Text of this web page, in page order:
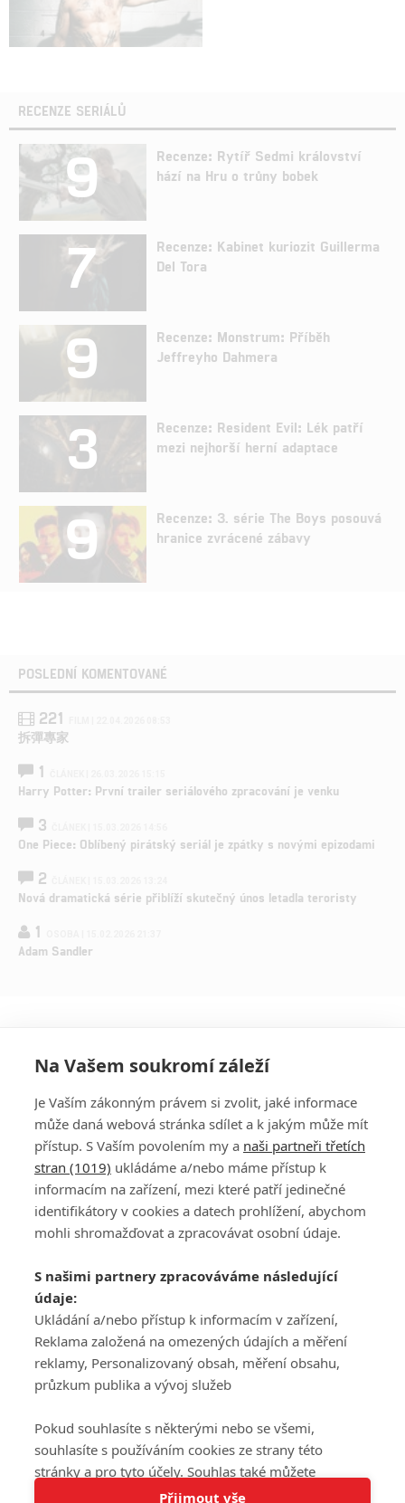
Tato stránka používá soubory cookies.
RECENZE SERIÁLŮ
9
Recenze: Rytíř Sedmi království
hází na Hru o trůny bobek
7
Recenze: Kabinet kuriozit Guillerma
Del Tora
9
Recenze: Monstrum: Příběh
Jeffreyho Dahmera
3
Recenze: Resident Evil: Lék patří
mezi nejhorší herní adaptace
9
Recenze: 3. série The Boys posouvá
hranice zvrácené zábavy
POSLEDNÍ KOMENTOVANÉ
221
拆彈專家
1
Harry Potter: První trailer seriálového zpracování je venku
3
One Piece: Oblíbený pirátský seriál je zpátky s novými epizodami
2
Nová dramatická série přiblíží skutečný únos letadla teroristy
1
Adam Sandler
PŘIHLÁSIT
REGISTROVAT
DISKUZE
Šéfredaktorkou webu jePetr Slavík, e-mailserialy@fandimefilmu.cz
Máte-li zájem o inzerci na našem webu napište nám na e-mail
studio@koncal.com
Ochrana osobních údajů|Zásady používání cookies |Pravidla webu
Upravit nastavení soukromí
Na Vašem soukromí záleží
Je Vaším zákonným právem si zvolit, jaké informace
může daná webová stránka sdílet a k jakým může mít
přístup. S Vaším povolením my a naši partneři třetích
stran (1019) ukládáme a/nebo máme přístup k
informacím na zařízení, mezi které patří jedinečné
identifikátory v cookies a datech prohlížení, abychom
mohli shromažďovat a zpracovávat osobní údaje.
S našimi partnery zpracováváme následující
údaje:
Ukládání a/nebo přístup k informacím v zařízení,
Reklama založená na omezených údajích a měření
reklamy, Personalizovaný obsah, měření obsahu,
průzkum publika a vývoj služeb
Pokud souhlasíte s některými nebo se všemi,
souhlasíte s používáním cookies ze strany této
stránky a pro tyto účely. Souhlas také můžete
odmítnout, ale v takovém případě vám na stránce
Přijmout vše